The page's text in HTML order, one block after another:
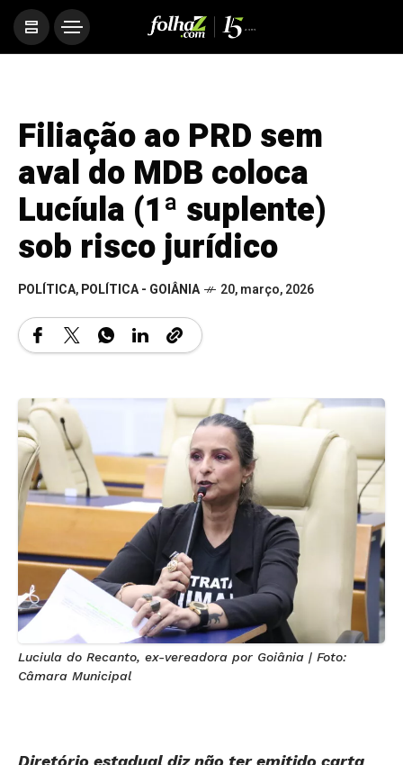
Filiação ao PRD sem
aval do MDB coloca
Lucíula (1ª suplente)
sob risco jurídico
POLÍTICA,POLÍTICA - GOIÂNIA 20, março, 2026
Luciula do Recanto, ex-vereadora por Goiânia | Foto:
Câmara Municipal
Diretório estadual diz não ter emitido carta